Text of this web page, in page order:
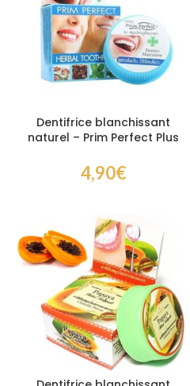
Dentifrice blanchissant
naturel – Prim Perfect Plus
4,90€